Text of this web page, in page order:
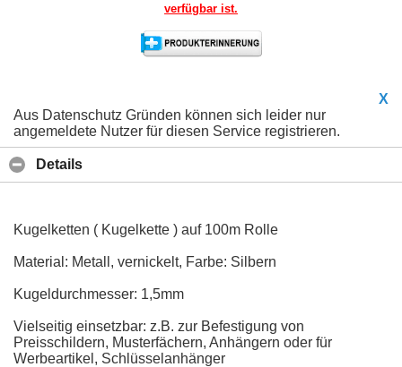
verfügbar ist.
X
Aus Datenschutz Gründen können sich leider nur
angemeldete Nutzer für diesen Service registrieren.
Details
Kugelketten ( Kugelkette ) auf 100m Rolle
Material: Metall, vernickelt, Farbe: Silbern
Kugeldurchmesser: 1,5mm
Vielseitig einsetzbar: z.B. zur Befestigung von
Preisschildern, Musterfächern, Anhängern oder für
Werbeartikel, Schlüsselanhänger